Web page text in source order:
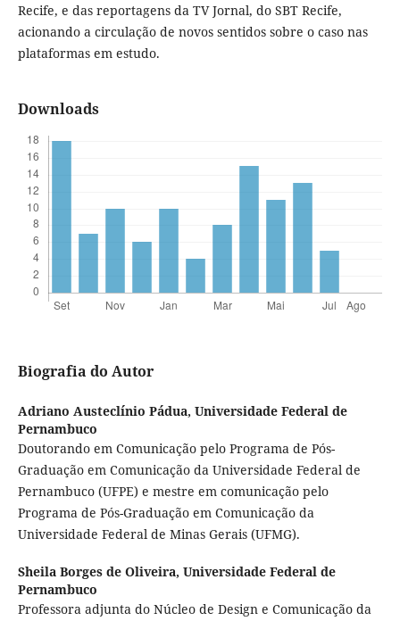
Recife, e das reportagens da TV Jornal, do SBT Recife,
acionando a circulação de novos sentidos sobre o caso nas
plataformas em estudo.
Downloads
Biografia do Autor
Adriano Austeclínio Pádua, Universidade Federal de
Pernambuco
Doutorando em Comunicação pelo Programa de Pós-
Graduação em Comunicação da Universidade Federal de
Pernambuco (UFPE) e mestre em comunicação pelo
Programa de Pós-Graduação em Comunicação da
Universidade Federal de Minas Gerais (UFMG).
Sheila Borges de Oliveira, Universidade Federal de
Pernambuco
Professora adjunta do Núcleo de Design e Comunicação da